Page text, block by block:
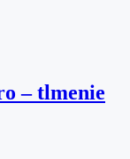
– tlmenie